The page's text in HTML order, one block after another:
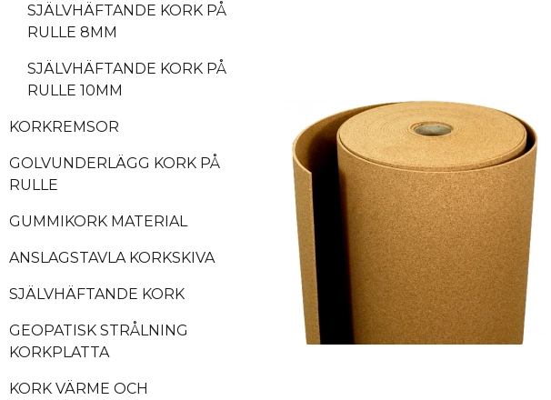
SJÄLVHÄFTANDE KORK PÅ
RULLE 8MM
SJÄLVHÄFTANDE KORK PÅ
RULLE 10MM
KORKREMSOR
GOLVUNDERLÄGG KORK PÅ
RULLE
GUMMIKORK MATERIAL
ANSLAGSTAVLA KORKSKIVA
SJÄLVHÄFTANDE KORK
GEOPATISK STRÅLNING
KORKPLATTA
KORK VÄRME OCH